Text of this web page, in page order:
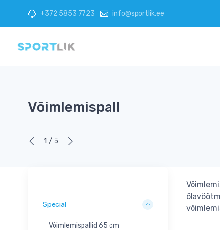
+372 5853 7723 info@sportlik.ee
Võimlemispall
1 / 5
Special
Võimlemispallid 65 cm